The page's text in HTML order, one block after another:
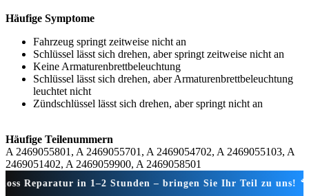
Häufige Symptome
Fahrzeug springt zeitweise nicht an
Schlüssel lässt sich drehen, aber springt zeitweise nicht an
Keine Armaturenbrettbeleuchtung
Schlüssel lässt sich drehen, aber Armaturenbrettbeleuchtung
leuchtet nicht
Zündschlüssel lässt sich drehen, aber springt nicht an
Häufige Teilenummern
A 2469055801, A 2469055701, A 2469054702, A 2469055103, A
2469051402, A 2469059900, A 2469058501
Reparatur in 1–2 Stunden – bringen Sie Ihr Teil zu uns! 🔧